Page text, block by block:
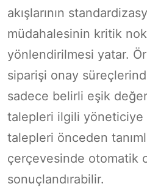
akışlarının
müdahalesinin kritik
yönlendirilmesi yatar.
siparişi onay
sadece belirli eşik
talepleri ilgili
talepleri önceden
çerçevesinde otomatik
sonuçlandırabilir.